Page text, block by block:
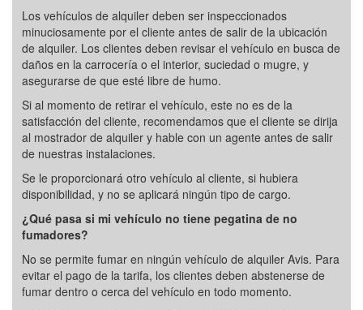
Los vehículos de alquiler deben ser inspeccionados
minuciosamente por el cliente antes de salir de la ubicación
de alquiler. Los clientes deben revisar el vehículo en busca de
daños en la carrocería o el interior, suciedad o mugre, y
asegurarse de que esté libre de humo.
Si al momento de retirar el vehículo, este no es de la
satisfacción del cliente, recomendamos que el cliente se dirija
al mostrador de alquiler y hable con un agente antes de salir
de nuestras instalaciones.
Se le proporcionará otro vehículo al cliente, si hubiera
disponibilidad, y no se aplicará ningún tipo de cargo.
¿Qué pasa si mi vehículo no tiene pegatina de no
fumadores?
No se permite fumar en ningún vehículo de alquiler Avis. Para
evitar el pago de la tarifa, los clientes deben abstenerse de
fumar dentro o cerca del vehículo en todo momento.